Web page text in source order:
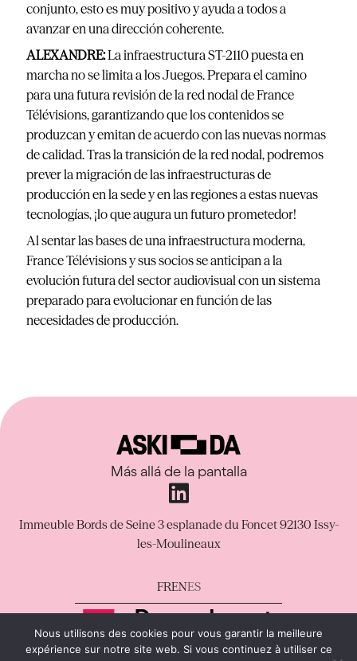
conjunto, esto es muy positivo y ayuda a todos a
avanzar en una dirección coherente.
ALEXANDRE:La infraestructura ST-2110 puesta en
marcha no se limita a los Juegos. Prepara el camino
para una futura revisión de la red nodal de France
Télévisions, garantizando que los contenidos se
produzcan y emitan de acuerdo con las nuevas normas
de calidad. Tras la transición de la red nodal, podremos
prever la migración de las infraestructuras de
producción en la sede y en las regiones a estas nuevas
tecnologías, ¡lo que augura un futuro prometedor!
Al sentar las bases de una infraestructura moderna,
France Télévisions y sus socios se anticipan a la
evolución futura del sector audiovisual con un sistema
preparado para evolucionar en función de las
necesidades de producción.
Más allá de la pantalla
Immeuble Bords de Seine3 esplanade du Foncet92130 Issy-
les-Moulineaux
FRENES
Nous utilisons des cookies pour vous garantir la meilleure
expérience sur notre site web. Si vous continuez à utiliser ce